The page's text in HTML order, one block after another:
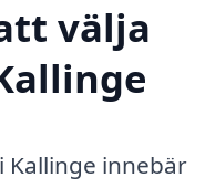
välja
innebär